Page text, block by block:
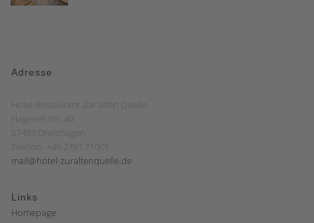
Adresse
Hotel Restaurant Zur alten Quelle
Hagener Str. 40
57489 Drolshagen
Telefon: +49 2761 71001
mail@hotel-zuraltenquelle.de
Links
Homepage